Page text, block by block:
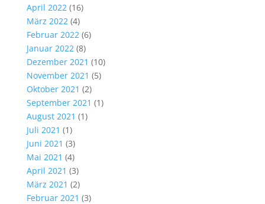
April 2022 (16)
März 2022 (4)
Februar 2022 (6)
Januar 2022 (8)
Dezember 2021 (10)
November 2021 (5)
Oktober 2021 (2)
September 2021 (1)
August 2021 (1)
Juli 2021 (1)
Juni 2021 (3)
Mai 2021 (4)
April 2021 (3)
März 2021 (2)
Februar 2021 (3)